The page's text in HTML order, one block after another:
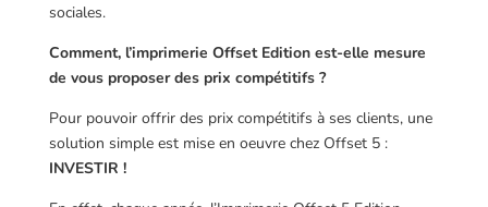
sociales.
Comment, l’imprimerie Offset Edition est-elle mesure
de vous proposer des prix compétitifs ?
Pour pouvoir offrir des prix compétitifs à ses clients, une
solution simple est mise en oeuvre chez Offset 5 :
INVESTIR !